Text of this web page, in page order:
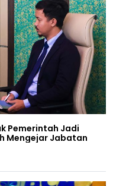
Pemerintah Jadi
Mengejar Jabatan